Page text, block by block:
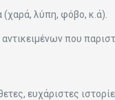
(χαρά, λύπη, φόβο, κ.ά).
που
ευχάριστες